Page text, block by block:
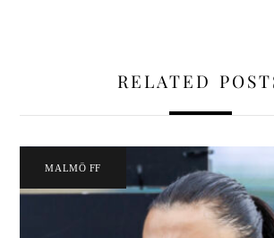
RELATED
MALMÖ FF